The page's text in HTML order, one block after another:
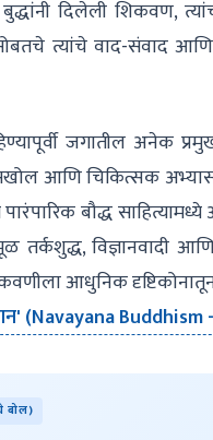
दिलेली शिकवण,
त्यांचे वाद-संवाद
जगातील अनेक
आणि चिकित्सक
पारंपारिक बौद्ध
तर्कशुद्ध, विज्ञानवादी
आधुनिक
(Navayana Buddhism
बोल)